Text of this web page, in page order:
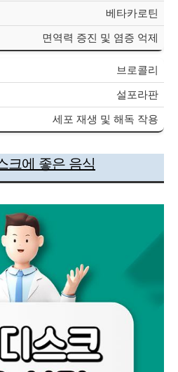
베타카로틴
면역력 증진 및 염증 억제
브로콜리
설포라판
세포 재생 및 해독 작용
크에 좋은 음식